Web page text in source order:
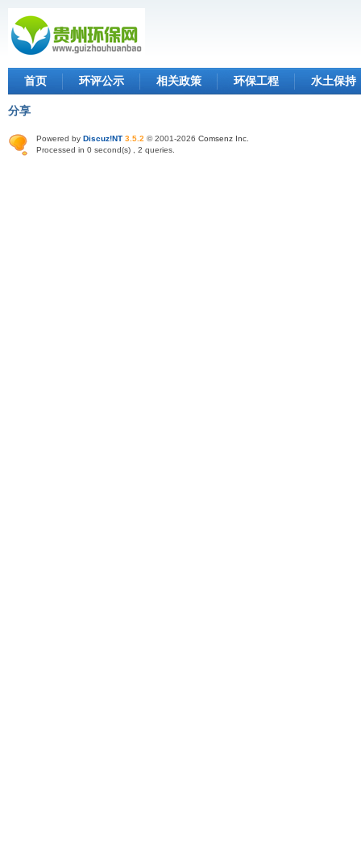
首页 环评公示 相关政策 环保工程 水土保持
分享
Powered by Discuz!NT 3.5.2 © 2001-2026 Comsenz Inc
Processed in 0 second(s) , 2 queries.